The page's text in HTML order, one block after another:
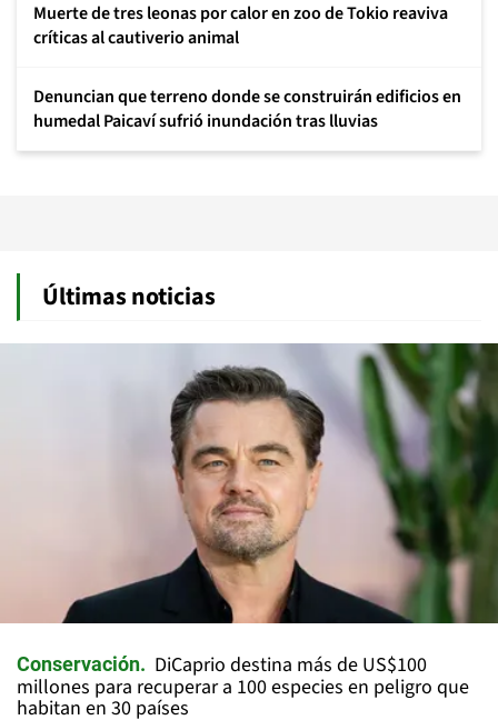
Muerte de tres leonas por calor en zoo de Tokio reaviva
críticas al cautiverio animal
Denuncian que terreno donde se construirán edificios en
humedal Paicaví sufrió inundación tras lluvias
Últimas noticias
Conservación
DiCaprio destina más de US$100
millones para recuperar a 100 especies en peligro que
habitan en 30 países